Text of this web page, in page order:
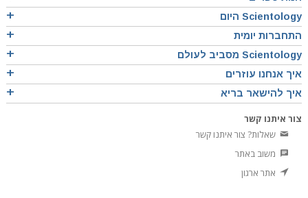
Scientology היום
התחברות יומית
Scientology מסביב לעולם
איך אנחנו עוזרים
איך להישאר בריא
צור איתנו קשר
שאלות? צור איתנו קשר
משוב באתר
אתר ארגון